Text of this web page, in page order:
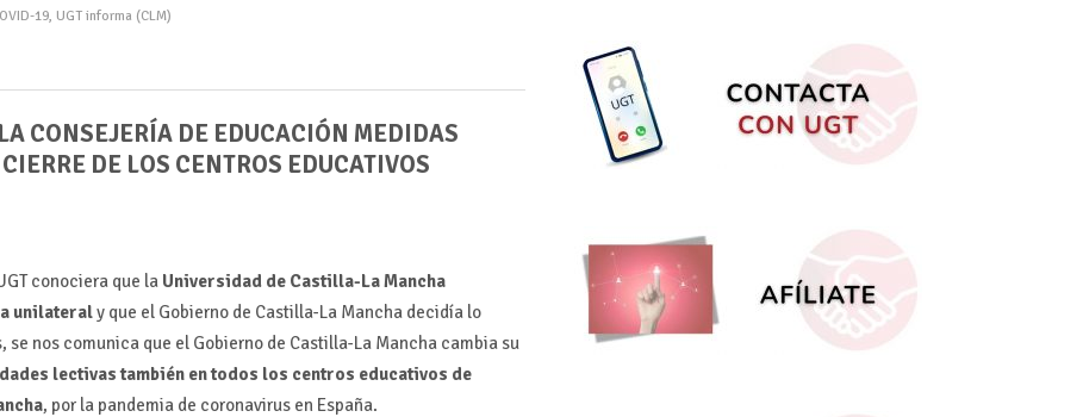
19, UGT informa (CLM)
CONSEJERÍA DE EDUCACIÓN MEDIDAS
DE LOS CENTROS EDUCATIVOS
conociera que la Universidad de Castilla-La Mancha
unilateraly que el Gobierno de Castilla-La Mancha decidía lo
nos comunica que el Gobierno de Castilla-La Mancha cambia su
lectivas también en todos los centros educativos de
, por la pandemia de coronavirus en España.